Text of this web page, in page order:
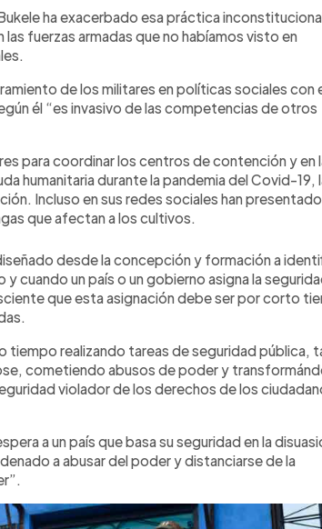
ha exacerbado esa práctica
fuerzas armadas que no habíamos visto en
de los militares en políticas sociales con
él “es invasivo de las competencias de otros
para coordinar los centros de contención y en
humanitaria durante la pandemia del Covid-19,
Incluso en sus redes sociales han
que afectan a los cultivos.
desde la concepción y formación a
y cuando un país o un gobierno asigna la
que esta asignación debe ser por corto
tiempo realizando tareas de seguridad pública,
cometiendo abusos de poder y
violador de los derechos de los
a un país que basa su seguridad en la
a abusar del poder y distanciarse de la